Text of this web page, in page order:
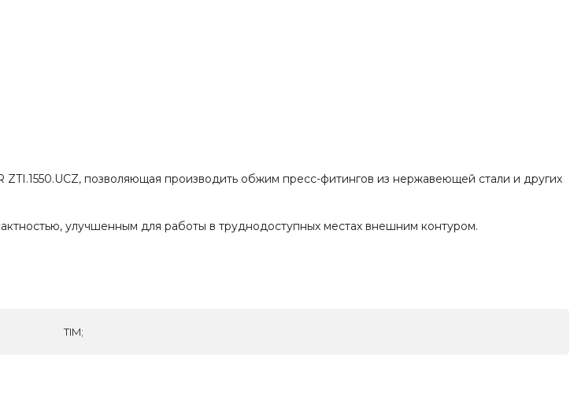
ZTI.1550.UCZ, позволяющая производить обжим пресс-фитингов из нержавеющей стали и других
улучшенным для работы в труднодоступных местах внешним контуром.
TIM;